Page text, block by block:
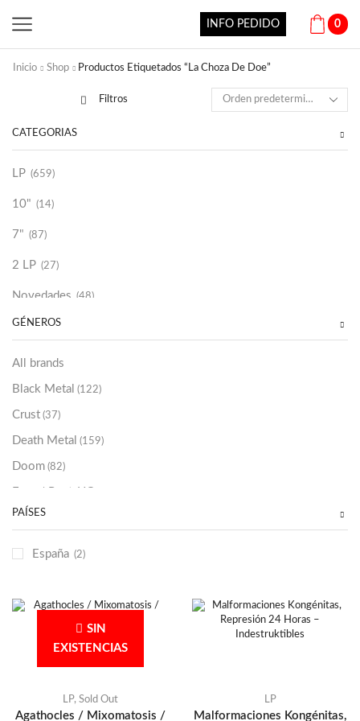
INFO PEDIDO 0
Inicio Shop Productos Etiquetados “La Choza De Doe”
Filtros
CATEGORÍAS
LP (659)
10" (14)
7" (87)
2 LP (27)
Novedades (48)
Vinilako (34)
Sold Out
GÉNEROS
All brands
Black Metal (122)
Crust (37)
Death Metal (159)
Doom (82)
Grindcore
(25)
PAÍSES
España (2)
SIN
EXISTENCIAS
LP, Sold Out
Agathocles / Mixomatosis /
LP
Malformaciones Kongénitas,